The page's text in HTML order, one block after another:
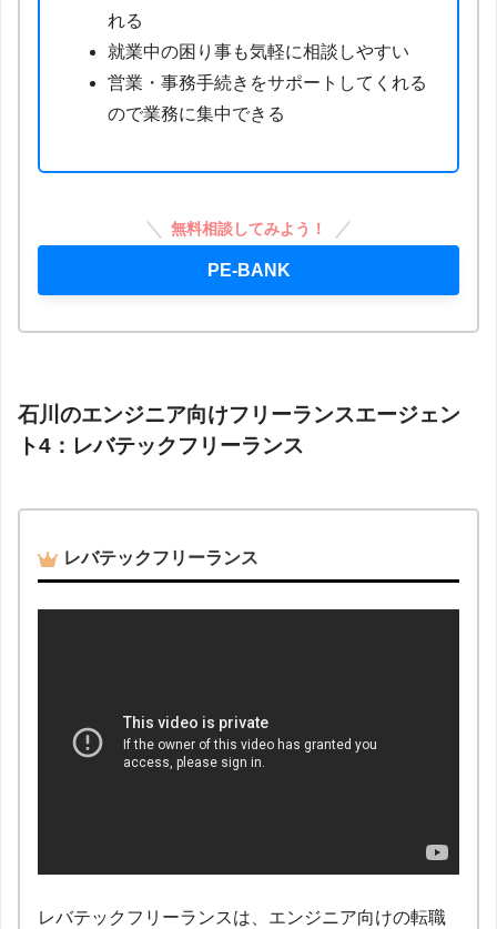
れる
就業中の困り事も気軽に相談しやすい
営業・事務手続きをサポートしてくれる
ので業務に集中できる
無料相談してみよう！
PE-BANK
石川のエンジニア向けフリーランスエージェン
ト4：レバテックフリーランス
レバテックフリーランス
レバテックフリーランスは、エンジニア向けの転職